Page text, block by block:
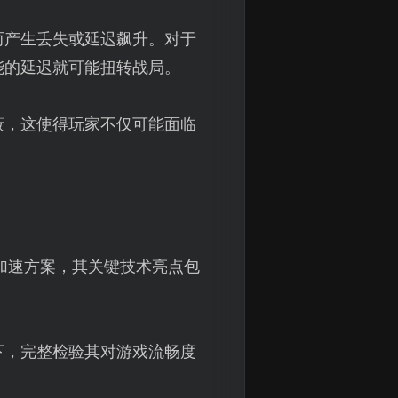
生丢失或延迟飙升。对于
延迟就可能扭转战局。
这使得玩家不仅可能面临
速方案，其关键技术亮点包
完整检验其对游戏流畅度